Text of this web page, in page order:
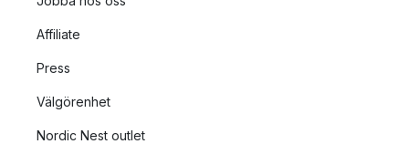
Affiliate
Press
Välgörenhet
Nordic Nest outlet